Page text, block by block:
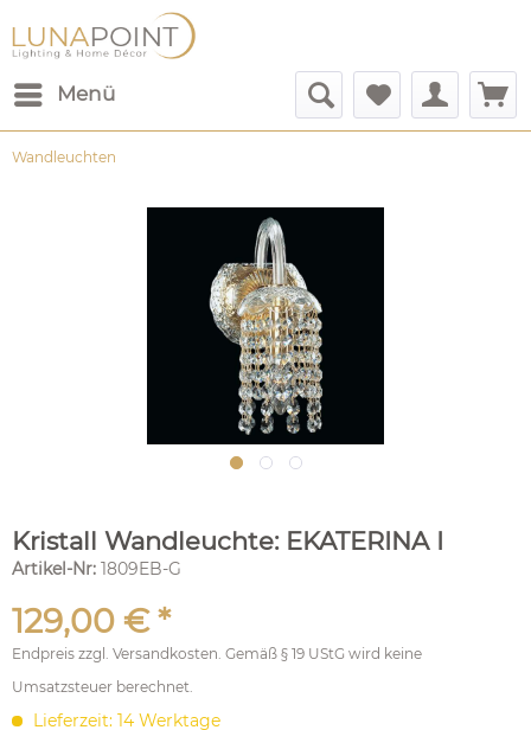
Menü
Wandleuchten
Kristall Wandleuchte: EKATERINA I
Artikel-Nr: 1809EB-G
129,00 € *
Endpreis zzgl. Versandkosten. Gemäß § 19 UStG wird keine
Umsatzsteuer berechnet.
Lieferzeit: 14 Werktage